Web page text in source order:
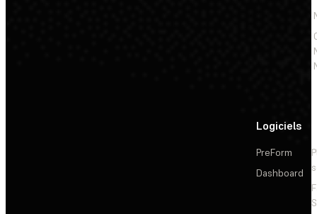
Logiciels
PreForm
Dashboard